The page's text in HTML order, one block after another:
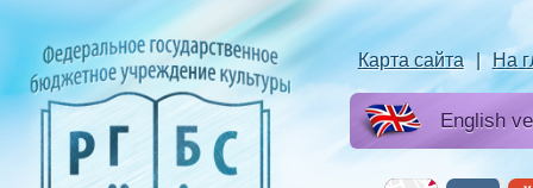
Карта сайта | На
English